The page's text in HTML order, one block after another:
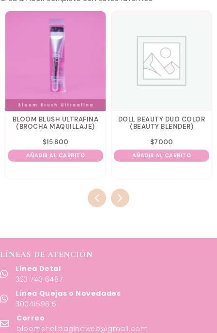
BLOOM BLUSH ULTRAFINA
(BROCHA MAQUILLAJE)
$15.800
AÑADIR AL CARRITO
DOLL BEAUTY DUO COLOR
(BEAUTY BLENDER)
$7.000
AÑADIR AL CARRITO
LÍNEAS DE ATENCIÓN
Línea Detal
323 743 6487
Línea Quejas o Novedades
3004159615
Correo
bloomshellpaginaweb@gmail.com